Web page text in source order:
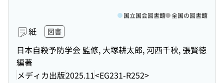
紙 図書
日本自殺予防学会 監修, 大塚耕太郎, 河西千秋, 張賢徳
編著
メディカ出版2025.11<EG231-R252>
国立国会図書館 全国の図書館